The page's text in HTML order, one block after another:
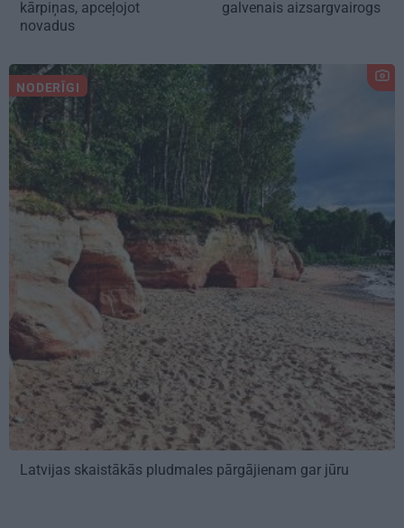
kārpiņas, apceļojot
novadus
galvenais aizsargvairogs
NODERĪGI
Latvijas skaistākās pludmales pārgājienam gar jūru